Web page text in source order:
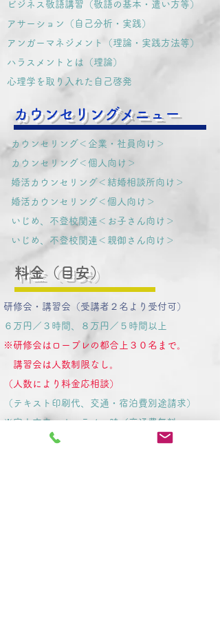
​ビジネス敬語講習（敬語の基本・遣い方等）
アサーション（自己分析・実践）
​アンガーマネジメント（理論・実践方法等）
​​ハラスメントとは（理論）
​心理学を取り入れた自己啓発
カウンセリングメニュー
カウンセリング＜企業・社員向け＞
カウンセリング＜個人向け＞
婚活カウンセリング＜結婚相談所向け＞
​婚活カウンセリング＜個人向け＞
いじめ、不登校関連＜お子さん向け＞
​いじめ、不登校関連＜親御さん向け＞
料金（目安）
研修会・講習会（受講者２名より受付可）
６万円／３時間、８万円／５時間以上
※研修会はロープレの都合上３０名まで。
講習会は人数制限なし。
（人数により料金応相談）
（テキスト印刷代、交通・宿泊費別途請求）
※富山市内・オンライン時／交通費無料